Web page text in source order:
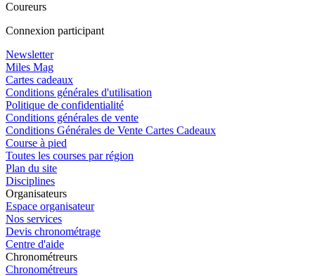
Coureurs
Connexion participant
Newsletter
Miles Mag
Cartes cadeaux
Conditions générales d'utilisation
Politique de confidentialité
Conditions générales de vente
Conditions Générales de Vente Cartes Cadeaux
Course à pied
Toutes les courses par région
Plan du site
Disciplines
Organisateurs
Espace organisateur
Nos services
Devis chronométrage
Centre d'aide
Chronométreurs
Chronométreurs